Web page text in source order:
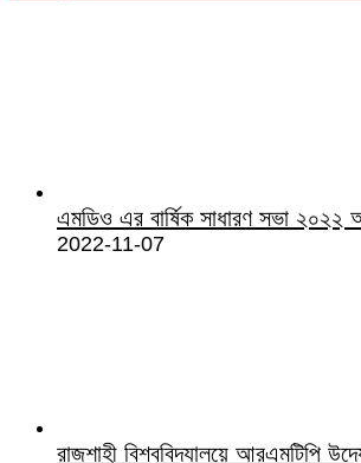
এমডিও এর বার্ষিক সাধারণ সভা ২০২২
2022-11-07
রাজশাহী বিশ্ববিদ্যালয়ে আরএমটিপি